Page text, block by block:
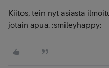
Kiitos, tein nyt asiasta
jotain apua. :smileyhappy: